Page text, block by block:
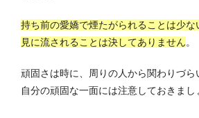
持ち前の愛嬌で煙たがられることは少
見に流されることは決してありません。
頑固さは時に、周りの人から関わりづら
自分の頑固な一面には注意しておきまし